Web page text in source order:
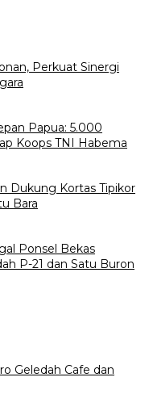
Perkuat Sinergi
Papua: 5.000
Koops TNI Habema
Dukung Kortas Tipikor
Bara
Ponsel Bekas
P-21 dan Satu Buron
Geledah Cafe dan